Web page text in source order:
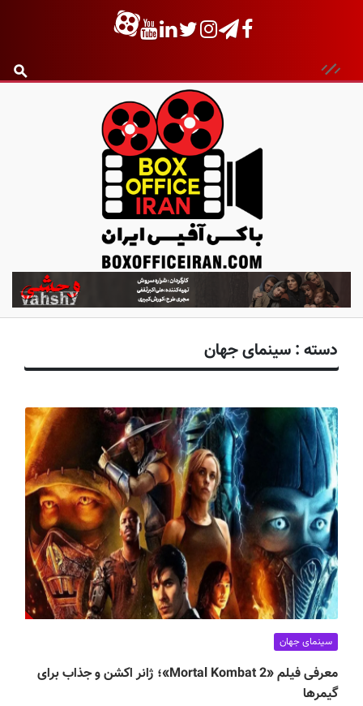
ب
ا
ک
آ
ف
س
ن
دسته :سینمای جهان
سینمای جهان
معرفی فیلم «Mortal Kombat 2»؛ ژانر اکشن و جذاب برای
گیمرها